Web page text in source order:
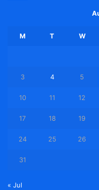
M T W
3 4 5
10 11 12
17 18 19
24 25 26
31
« Jul